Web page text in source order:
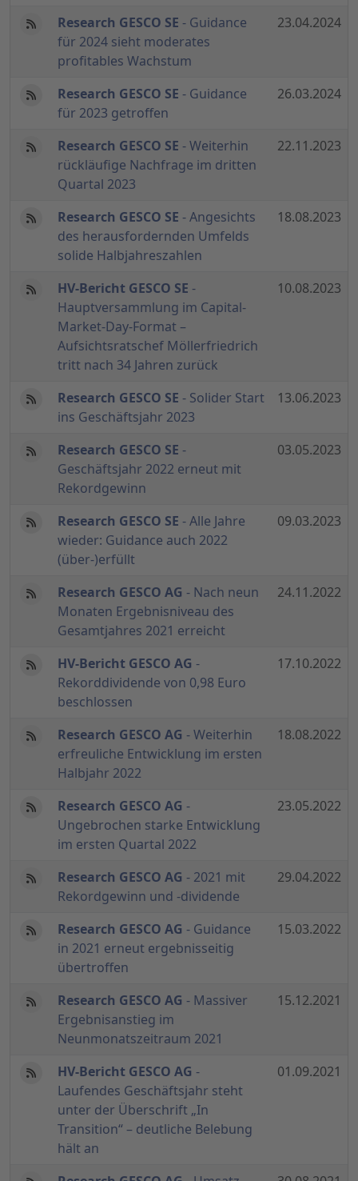
Research GESCO SE - Guidance
für 2024 sieht moderates
profitables Wachstum
23.04.2024
Research GESCO SE - Guidance
für 2023 getroffen
26.03.2024
Research GESCO SE - Weiterhin
rückläufige Nachfrage im dritten
Quartal 2023
22.11.2023
Research GESCO SE - Angesichts
des herausfordernden Umfelds
solide Halbjahreszahlen
18.08.2023
HV-Bericht GESCO SE -
Hauptversammlung im Capital-
Market-Day-Format –
Aufsichtsratschef Möllerfriedrich
tritt nach 34 Jahren zurück
10.08.2023
Research GESCO SE - Solider Start
ins Geschäftsjahr 2023
13.06.2023
Research GESCO SE -
Geschäftsjahr 2022 erneut mit
Rekordgewinn
03.05.2023
Research GESCO SE - Alle Jahre
wieder: Guidance auch 2022
(über-)erfüllt
09.03.2023
Research GESCO AG - Nach neun
Monaten Ergebnisniveau des
Gesamtjahres 2021 erreicht
24.11.2022
HV-Bericht GESCO AG -
Rekorddividende von 0,98 Euro
beschlossen
17.10.2022
Research GESCO AG - Weiterhin
erfreuliche Entwicklung im ersten
Halbjahr 2022
18.08.2022
Research GESCO AG -
Ungebrochen starke Entwicklung
im ersten Quartal 2022
23.05.2022
Research GESCO AG - 2021 mit
Rekordgewinn und -dividende
29.04.2022
Research GESCO AG - Guidance
in 2021 erneut ergebnisseitig
übertroffen
15.03.2022
Research GESCO AG - Massiver
Ergebnisanstieg im
Neunmonatszeitraum 2021
15.12.2021
HV-Bericht GESCO AG -
Laufendes Geschäftsjahr steht
unter der Überschrift „In
Transition“ – deutliche Belebung
hält an
01.09.2021